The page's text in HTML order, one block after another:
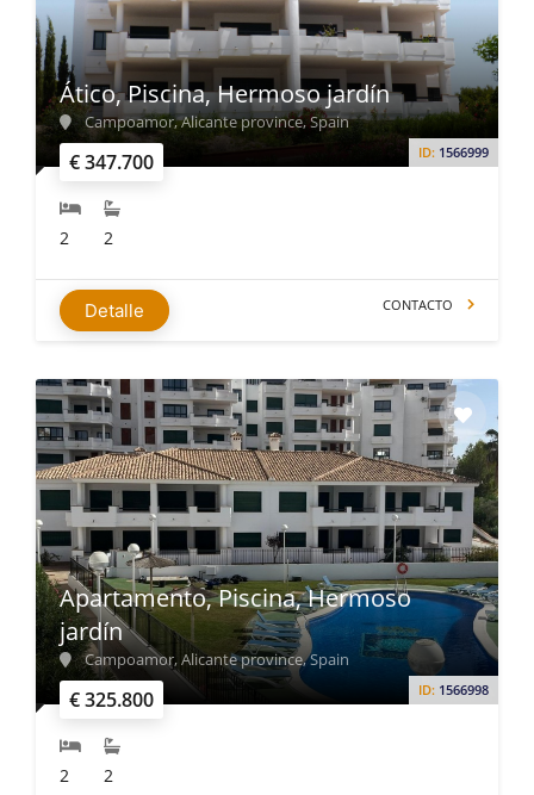
€ 347.700 ID: 1566999
Ático, Piscina, Hermoso jardín
Campoamor, Alicante province, Spain
2 2
Detalle CONTACTO
€ 325.800 ID: 1566998
Apartamento, Piscina, Hermoso
jardín
Campoamor, Alicante province, Spain
2 2